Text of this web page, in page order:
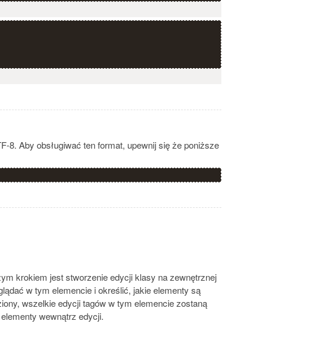
8. Aby obsługiwać ten format, upewnij się że poniższe
krokiem jest stworzenie edycji klasy na zewnętrznej
w tym elemencie i określić, jakie elementy są
wszelkie edycji tagów w tym elemencie zostaną
wewnątrz edycji.